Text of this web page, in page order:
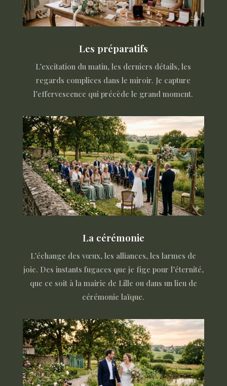
Les préparatifs
L’excitation du matin, les derniers détails, les
regards complices dans le miroir. Je capture
l’effervescence qui précède le grand moment.
La cérémonie
L’échange des vœux, les alliances, les larmes de
joie. Des instants fugaces que je fige pour l’éternité,
que ce soit à la mairie de Lille ou dans un lieu de
cérémonie laïque.